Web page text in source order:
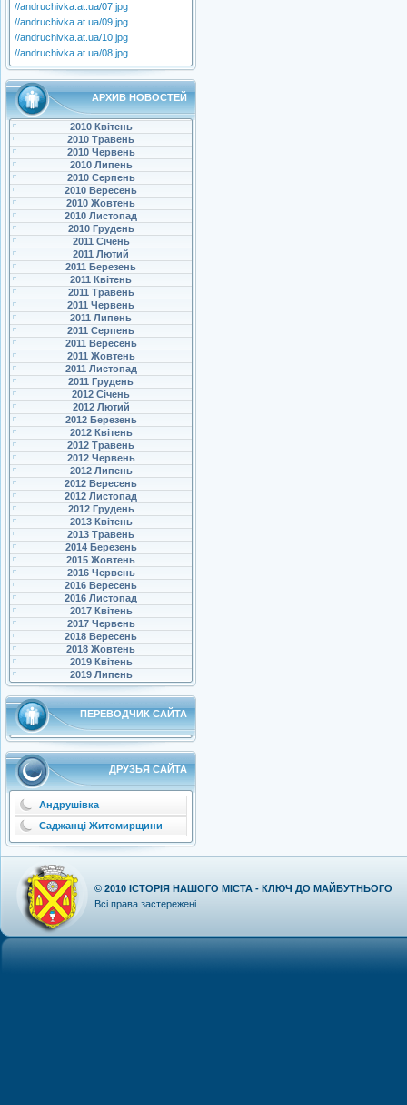
//andruchivka.at.ua/07.jpg
//andruchivka.at.ua/09.jpg
//andruchivka.at.ua/10.jpg
//andruchivka.at.ua/08.jpg
АРХИВ НОВОСТЕЙ
2010 Квітень
2010 Травень
2010 Червень
2010 Липень
2010 Серпень
2010 Вересень
2010 Жовтень
2010 Листопад
2010 Грудень
2011 Січень
2011 Лютий
2011 Березень
2011 Квітень
2011 Травень
2011 Червень
2011 Липень
2011 Серпень
2011 Вересень
2011 Жовтень
2011 Листопад
2011 Грудень
2012 Січень
2012 Лютий
2012 Березень
2012 Квітень
2012 Травень
2012 Червень
2012 Липень
2012 Вересень
2012 Листопад
2012 Грудень
2013 Квітень
2013 Травень
2014 Березень
2015 Жовтень
2016 Червень
2016 Вересень
2016 Листопад
2017 Квітень
2017 Червень
2018 Вересень
2018 Жовтень
2019 Квітень
2019 Липень
ПЕРЕВОДЧИК САЙТА
ДРУЗЬЯ САЙТА
Андрушівка
Саджанці Житомирщини
© 2010 ІСТОРІЯ НАШОГО МІСТА - КЛЮЧ ДО МАЙБУТНЬОГО
Всі права застережені